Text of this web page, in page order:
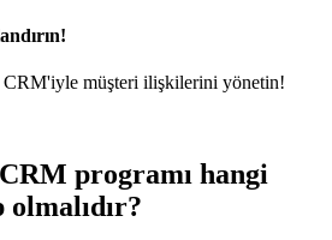
müşteri ilişkilerini yönetin!
programı hangi